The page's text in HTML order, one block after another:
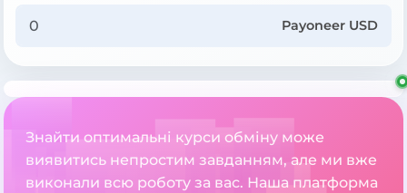
Payoneer USD
Знайти оптимальні курси обміну може
виявитись непростим завданням, але ми вже
виконали всю роботу за вас. Наша платформа